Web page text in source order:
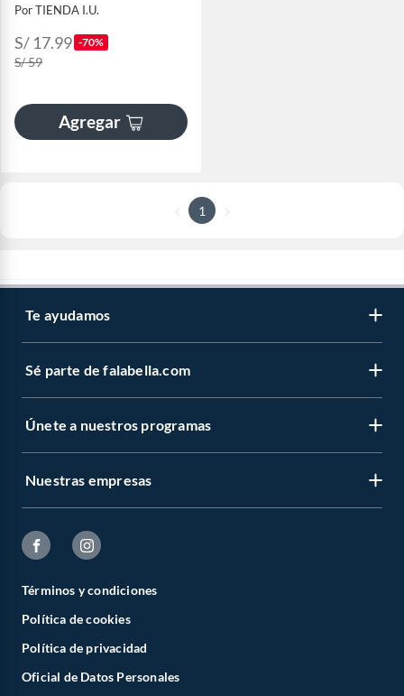
Por TIENDA I.U.
S/ 17.99 -70%
S/ 59
Agregar
1
Te ayudamos
Sé parte de falabella.com
Únete a nuestros programas
Nuestras empresas
Términos y condiciones
Política de cookies
Política de privacidad
Oficial de Datos Personales